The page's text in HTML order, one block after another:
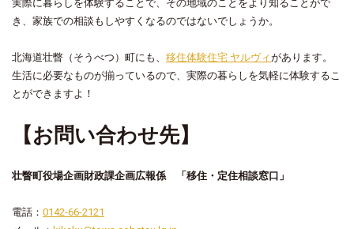
実際に暮らしを体験することで、その地域のことをより知ることがで
き、家族での相談もしやすくなるのではないでしょうか。
北海道壮瞥（そうべつ）町にも、 移住体験住宅 ヤルヴィがあります。
生活に必要なものが揃っているので、実際の暮らしを気軽に体験するこ
とができますよ！
【お問い合わせ先】
壮瞥町役場企画財政課企画広報係 「移住・定住相談窓口」
電話： 0142-66-2121